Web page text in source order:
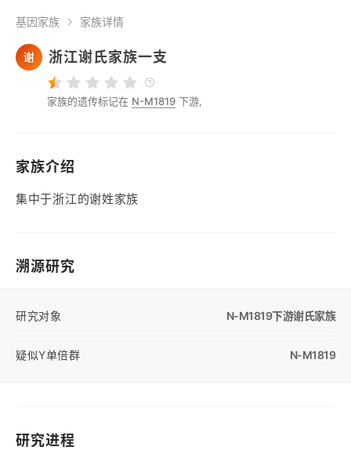
基因家族 家族详情
谢 浙江谢氏家族一支
家族的遗传标记在 N-M1819 下游,
家族介绍
集中于浙江的谢姓家族
溯源研究
研究对象 N-M1819下游谢氏家族
疑似Y单倍群 N-M1819
研究进程